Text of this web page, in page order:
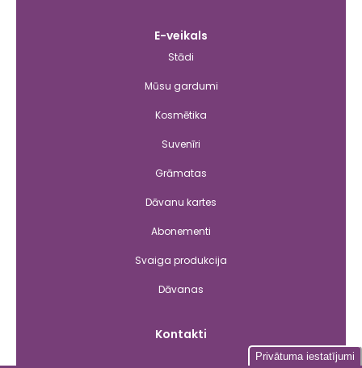
E-veikals
Stādi
Mūsu gardumi
Kosmētika
Suvenīri
Grāmatas
Dāvanu kartes
Abonementi
Svaiga produkcija
Dāvanas
Kontakti
Privātuma iestatījumi